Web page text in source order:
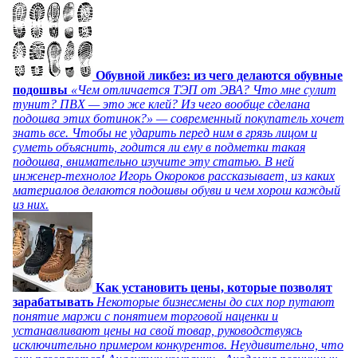
Обувной ликбез: из чего делаются обувные
подошвы «Чем отличается ТЭП от ЭВА? Что мне сулит
тунит? ПВХ — это же клей? Из чего вообще сделана
подошва этих ботинок?» — современный покупатель хочет
знать все. Чтобы не ударить перед ним в грязь лицом и
суметь объяснить, годится ли ему в подметки такая
подошва, внимательно изучите эту статью. В ней
инженер-технолог Игорь Окороков рассказывает, из каких
материалов делаются подошвы обуви и чем хорош каждый
из них.
Как установить цены, которые позволят
зарабатывать Некоторые бизнесмены до сих пор путают
понятие маржи с понятием торговой наценки и
устанавливают цены на свой товар, руководствуясь
исключительно примером конкурентов. Неудивительно, что